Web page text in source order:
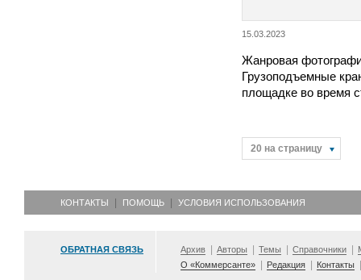
15.03.2023
Жанровая
Грузоподъемные
площадке во время
20 на страницу
КОНТАКТЫ ПОМОЩЬ УСЛОВИЯ ИСПОЛЬЗОВАНИЯ
ОБРАТНАЯ СВЯЗЬ Архив Авторы Темы Справочники
О «Коммерсанте»
Редакция Контакты